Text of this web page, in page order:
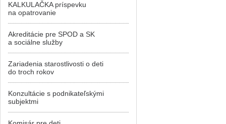
KALKULAČKA príspevku
na opatrovanie
Akreditácie pre SPOD a SK
a sociálne služby
Zariadenia starostlivosti o deti
do troch rokov
Konzultácie s podnikateľskými
subjektmi